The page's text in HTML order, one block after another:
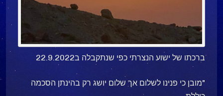
ברכתו של ישוע הנצרתי כפי שנתקבלה ב22.9.2022
"מובן כי פנינו לשלום אך שלום יושג רק בהינתן הסכמה